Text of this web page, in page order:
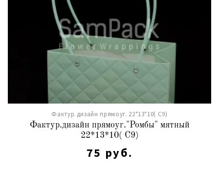
Фактур.дизайн прямоуг. 22*13*10( С9)
Фактур.дизайн прямоуг."Ромбы" мятный
22*13*10( С9)
75 руб.